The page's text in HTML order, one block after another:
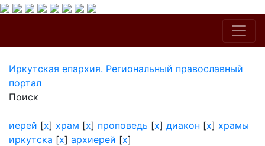
Иркутская епархия. Региональный православный
портал
Поиск
иерей [x] храм [x] проповедь [x] диакон [x] храмы
иркутска [x] архиерей [x]